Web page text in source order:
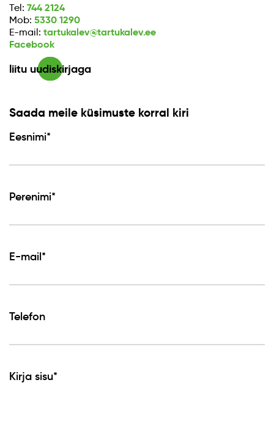
Tel: 744 2124
Mob: 5330 1290
E-mail: tartukalev@tartukalev.ee
Facebook
liitu uudiskirjaga
Saada meile küsimuste korral kiri
Eesnimi*
Perenimi*
E-mail*
Telefon
Kirja sisu*